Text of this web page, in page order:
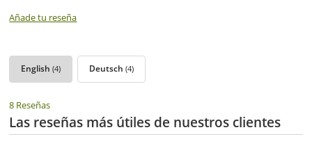
Añade tu reseña
English(4) Deutsch(4)
8 Reseñas
Las reseñas más útiles de nuestros clientes